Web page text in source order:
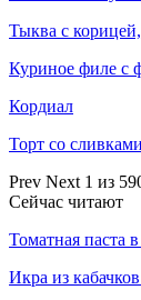
Тыква с
Куриное филе с
Кордиал
Торт со
Prev Next 1 из
Сейчас читают
Томатная паста
Икра из